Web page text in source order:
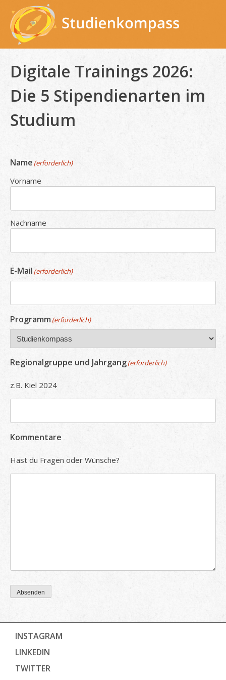
content
Digitale Trainings 2026:
Die 5 Stipendienarten im
Studium
Name (erforderlich)
Vorname
Nachname
E-Mail (erforderlich)
Programm (erforderlich)
Regionalgruppe und Jahrgang(erforderlich)
z.B. Kiel 2024
Kommentare
Hast du Fragen oder Wünsche?
Absenden
INSTAGRAM
LINKEDIN
TWITTER